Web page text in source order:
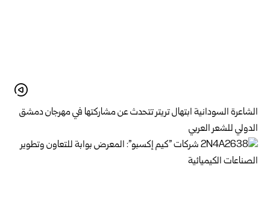
الشاعرة السودانية ابتهال تريتر تتحدث عن مشاركتها في مهرجان دمشق
الدولي للشعر العربي